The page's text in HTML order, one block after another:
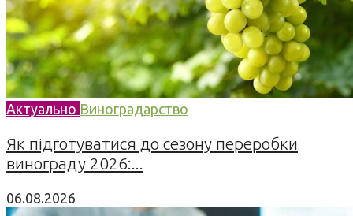
Актуально Виноградарство
Як підготуватися до сезону переробки
винограду 2026:...
06.08.2026